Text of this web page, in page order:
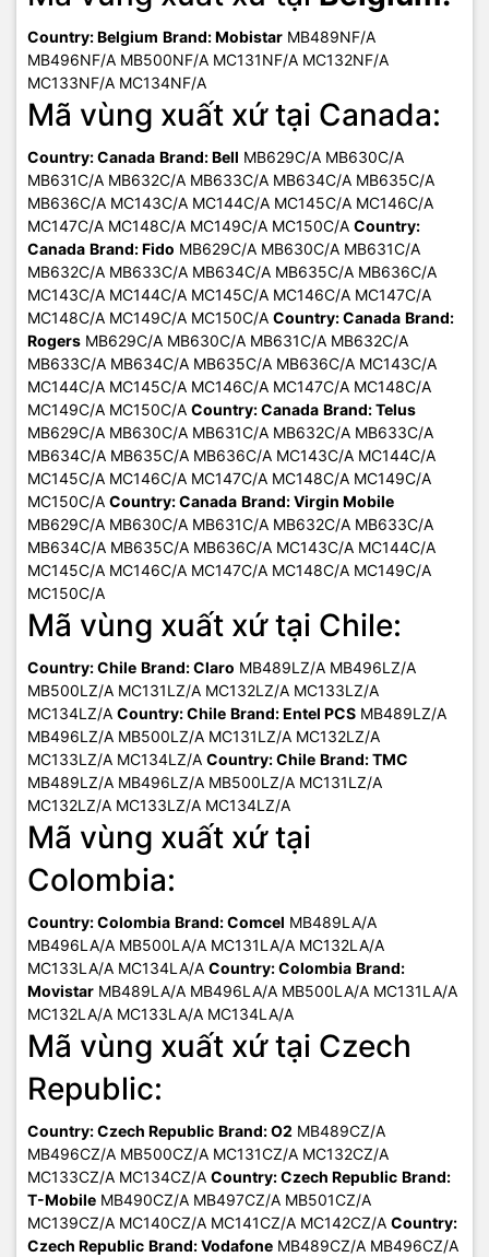
Country: Belgium Brand: Mobistar MB489NF/A
MB496NF/A MB500NF/A MC131NF/A MC132NF/A
MC133NF/A MC134NF/A
Mã vùng xuất xứ tại Canada:
Country: Canada Brand: Bell MB629C/A MB630C/A
MB631C/A MB632C/A MB633C/A MB634C/A MB635C/A
MB636C/A MC143C/A MC144C/A MC145C/A MC146C/A
MC147C/A MC148C/A MC149C/A MC150C/A Country:
Canada Brand: Fido MB629C/A MB630C/A MB631C/A
MB632C/A MB633C/A MB634C/A MB635C/A MB636C/A
MC143C/A MC144C/A MC145C/A MC146C/A MC147C/A
MC148C/A MC149C/A MC150C/A Country: Canada Brand:
Rogers MB629C/A MB630C/A MB631C/A MB632C/A
MB633C/A MB634C/A MB635C/A MB636C/A MC143C/A
MC144C/A MC145C/A MC146C/A MC147C/A MC148C/A
MC149C/A MC150C/A Country: Canada Brand: Telus
MB629C/A MB630C/A MB631C/A MB632C/A MB633C/A
MB634C/A MB635C/A MB636C/A MC143C/A MC144C/A
MC145C/A MC146C/A MC147C/A MC148C/A MC149C/A
MC150C/A Country: Canada Brand: Virgin Mobile
MB629C/A MB630C/A MB631C/A MB632C/A MB633C/A
MB634C/A MB635C/A MB636C/A MC143C/A MC144C/A
MC145C/A MC146C/A MC147C/A MC148C/A MC149C/A
MC150C/A
Mã vùng xuất xứ tại Chile:
Country: Chile Brand: Claro MB489LZ/A MB496LZ/A
MB500LZ/A MC131LZ/A MC132LZ/A MC133LZ/A
MC134LZ/A Country: Chile Brand: Entel PCS MB489LZ/A
MB496LZ/A MB500LZ/A MC131LZ/A MC132LZ/A
MC133LZ/A MC134LZ/A Country: Chile Brand: TMC
MB489LZ/A MB496LZ/A MB500LZ/A MC131LZ/A
MC132LZ/A MC133LZ/A MC134LZ/A
Mã vùng xuất xứ tại
Colombia:
Country: Colombia Brand: Comcel MB489LA/A
MB496LA/A MB500LA/A MC131LA/A MC132LA/A
MC133LA/A MC134LA/A Country: Colombia Brand:
Movistar MB489LA/A MB496LA/A MB500LA/A MC131LA/A
MC132LA/A MC133LA/A MC134LA/A
Mã vùng xuất xứ tại Czech
Republic:
Country: Czech Republic Brand: O2 MB489CZ/A
MB496CZ/A MB500CZ/A MC131CZ/A MC132CZ/A
MC133CZ/A MC134CZ/A Country: Czech Republic Brand:
T-Mobile MB490CZ/A MB497CZ/A MB501CZ/A
MC139CZ/A MC140CZ/A MC141CZ/A MC142CZ/A Country:
Czech Republic Brand: Vodafone MB489CZ/A MB496CZ/A